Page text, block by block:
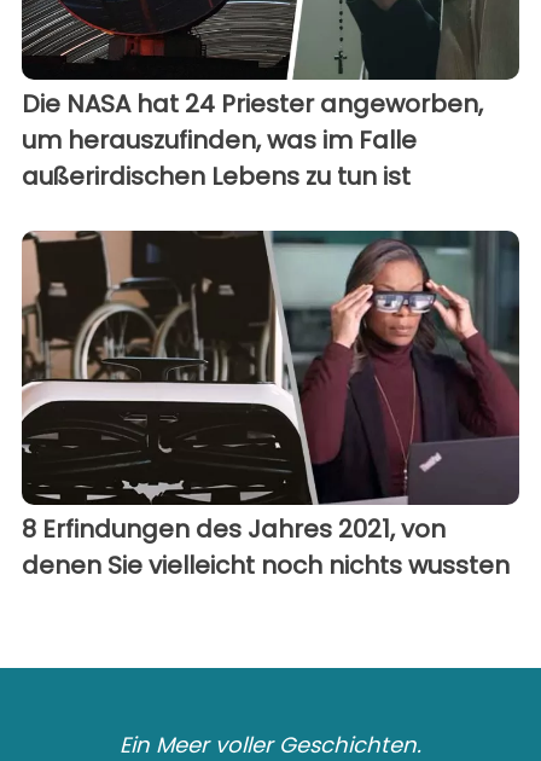
Die NASA hat 24 Priester angeworben,
um herauszufinden, was im Falle
außerirdischen Lebens zu tun ist
8 Erfindungen des Jahres 2021, von
denen Sie vielleicht noch nichts wussten
Ein Meer voller Geschichten.